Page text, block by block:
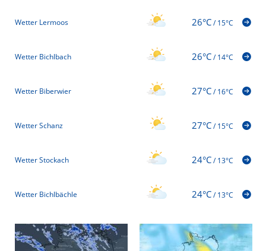
Wetter Lermoos 26°C/15°C
Wetter Bichlbach 26°C/14°C
Wetter Biberwier 27°C/16°C
Wetter Schanz 27°C/15°C
Wetter Stockach 24°C/13°C
Wetter Bichlbächle 24°C/13°C